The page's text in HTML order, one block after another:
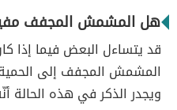
هل المشمش المجفف
قد يتساءل البعض فيما إذا
المشمش المجفف إلى الحمية
ويجدر الذكر في هذه الحالة